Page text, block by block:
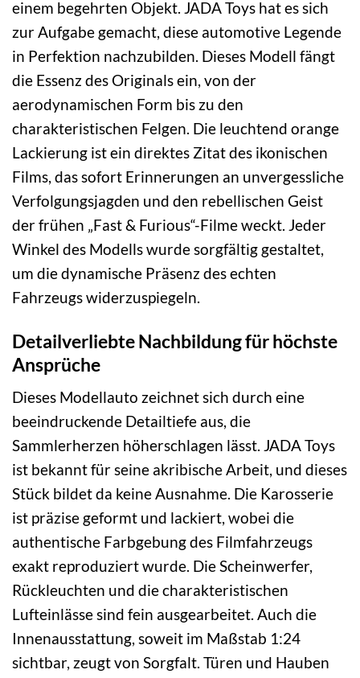
einem begehrten Objekt. JADA Toys hat es sich
zur Aufgabe gemacht, diese automotive Legende
in Perfektion nachzubilden. Dieses Modell fängt
die Essenz des Originals ein, von der
aerodynamischen Form bis zu den
charakteristischen Felgen. Die leuchtend orange
Lackierung ist ein direktes Zitat des ikonischen
Films, das sofort Erinnerungen an unvergessliche
Verfolgungsjagden und den rebellischen Geist
der frühen „Fast & Furious“-Filme weckt. Jeder
Winkel des Modells wurde sorgfältig gestaltet,
um die dynamische Präsenz des echten
Fahrzeugs widerzuspiegeln.
Detailverliebte Nachbildung für höchste
Ansprüche
Dieses Modellauto zeichnet sich durch eine
beeindruckende Detailtiefe aus, die
Sammlerherzen höherschlagen lässt. JADA Toys
ist bekannt für seine akribische Arbeit, und dieses
Stück bildet da keine Ausnahme. Die Karosserie
ist präzise geformt und lackiert, wobei die
authentische Farbgebung des Filmfahrzeugs
exakt reproduziert wurde. Die Scheinwerfer,
Rückleuchten und die charakteristischen
Lufteinlässe sind fein ausgearbeitet. Auch die
Innenausstattung, soweit im Maßstab 1:24
sichtbar, zeugt von Sorgfalt. Türen und Hauben